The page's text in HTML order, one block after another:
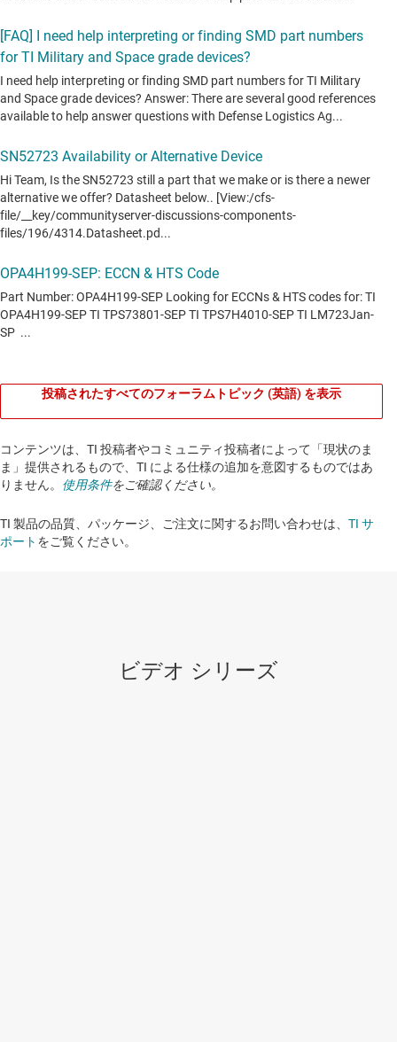
投稿されたすべてのフォーラムトピック (英語) を表示
コンテンツは、TI 投稿者やコミュニティ投稿者によって「現状のま
ま」提供されるもので、TI による仕様の追加を意図するものではあ
りません。 使用条件をご確認ください。
TI 製品の品質、パッケージ、ご注文に関するお問い合わせは、 TI サ
ポート をご覧ください。​​​​​​​​​​​​​​
ビデオ シリーズ